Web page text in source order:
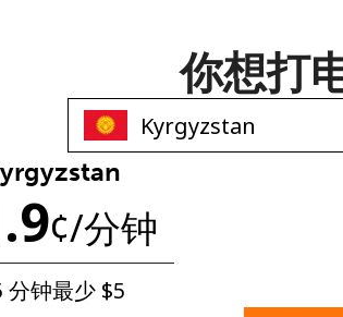
至少 8 个字符
你想打
¢/分钟
分钟最少 ⁦$5⁩